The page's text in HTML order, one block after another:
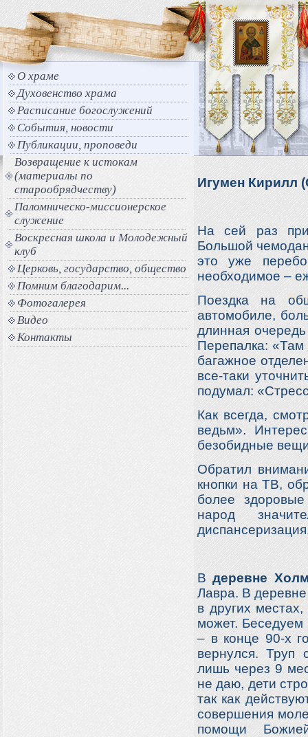
О храме
Духовенство храма
Расписание богослужений
События, новости
Публикации, проповеди
Возвращение к истокам
(материалы по
старообрядчеству)
Паломническо-миссионерское
служение
Воскресная школа и Молодежный
клуб
Церковь, государство, общество
Помним благодарим...
Фотогалерея
Видео
Контакты
Игумен Кирилл
На сей раз
Большой
это уже
необходимое –
Поездка на
автомобиле,
длинная
Перепалка: «Там
багажное
все-таки
подумал:
Как всегда,
ведьм».
безобидные
Обратил
кнопки на ТВ,
более
народ
Вдеревне
Лавра. В деревне
в других
может. Беседуем
– в конце 90-х
вернулся. Труп
лишь через 9
не даю, дети
так как
совершения
помощи